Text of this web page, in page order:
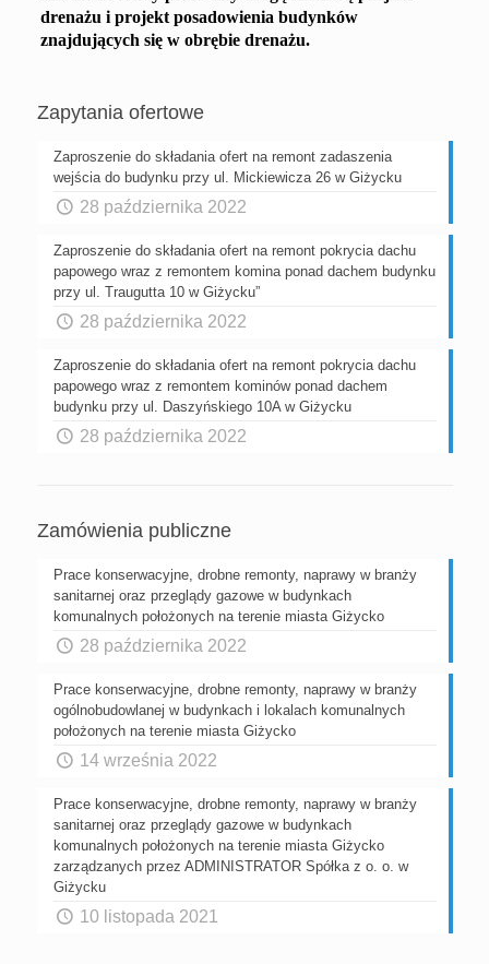
drenażu i projekt posadowienia budynków
znajdujących się w obrębie drenażu.
Zapytania ofertowe
Zaproszenie do składania ofert na remont zadaszenia
wejścia do budynku przy ul. Mickiewicza 26 w Giżycku
28 października 2022
Zaproszenie do składania ofert na remont pokrycia dachu
papowego wraz z remontem komina ponad dachem budynku
przy ul. Traugutta 10 w Giżycku”
28 października 2022
Zaproszenie do składania ofert na remont pokrycia dachu
papowego wraz z remontem kominów ponad dachem
budynku przy ul. Daszyńskiego 10A w Giżycku
28 października 2022
Zamówienia publiczne
Prace konserwacyjne, drobne remonty, naprawy w branży
sanitarnej oraz przeglądy gazowe w budynkach
komunalnych położonych na terenie miasta Giżycko
28 października 2022
Prace konserwacyjne, drobne remonty, naprawy w branży
ogólnobudowlanej w budynkach i lokalach komunalnych
położonych na terenie miasta Giżycko
14 września 2022
Prace konserwacyjne, drobne remonty, naprawy w branży
sanitarnej oraz przeglądy gazowe w budynkach
komunalnych położonych na terenie miasta Giżycko
zarządzanych przez ADMINISTRATOR Spółka z o. o. w
Giżycku
10 listopada 2021